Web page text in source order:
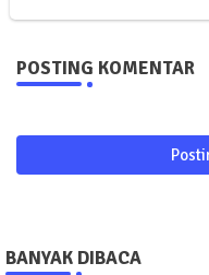
POSTING KOMENTAR
BANYAK DIBACA